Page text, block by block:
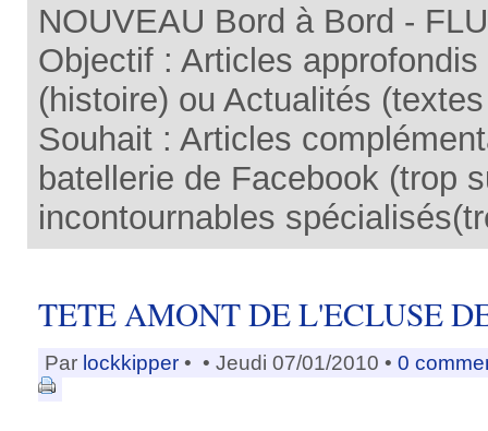
NOUVEAU Bord à Bord -
Objectif : Articles
(histoire) ou Actualités
Souhait : Articles
batellerie de Facebook (trop
incontournables
TETE AMONT DE L'ECLUSE
Par lockkipper • • Jeudi 07/01/2010 • 0